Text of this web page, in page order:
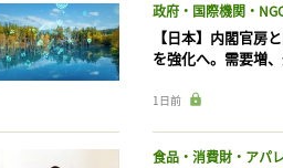
政府・国際機関・
【日本】内閣官房
を強化へ。需要増
1日前
食品・消費財・アパ